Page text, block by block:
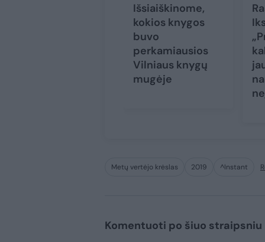
Išsiaiškinome,
kokios knygos
buvo
perkamiausios
Vilniaus knygų
mugėje
Metų vertėjo krėslas 2019 ^Instant
Komentuoti po šiuo straipsniu